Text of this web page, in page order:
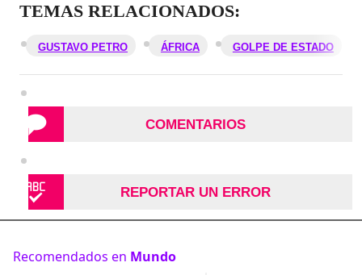
TEMAS RELACIONADOS:
GUSTAVO PETRO ÁFRICA GOLPE DE ESTADO
COMENTARIOS
REPORTAR UN ERROR
Recomendados en Mundo